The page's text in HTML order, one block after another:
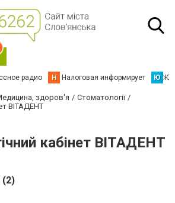
радио Н Налоговая информирует Ю
здоров'я
Стоматології
ВІТАДЕНТ
кабінет ВІТАДЕНТ
(2)